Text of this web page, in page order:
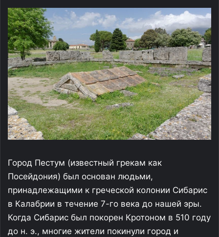
Город Пестум (известный грекам как
Посейдония) был основан людьми,
принадлежащими к греческой колонии Сибарис
в Калабрии в течение 7-го века до нашей эры.
Когда Сибарис был покорен Кротоном в 510 году
до н. э., многие жители покинули город и